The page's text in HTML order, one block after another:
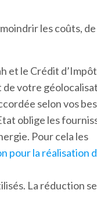
les coûts, de
et le Crédit
votre
selon vos
oblige les
Pour cela les
pour la réalisation
La réduction